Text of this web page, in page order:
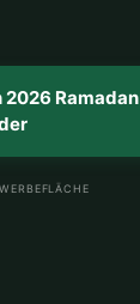
2026 Ramadan
WERBEFLÄCHE